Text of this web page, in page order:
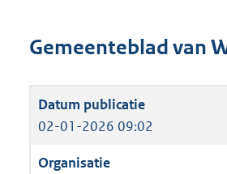
Gemeenteblad van
02-01-2026 09:02